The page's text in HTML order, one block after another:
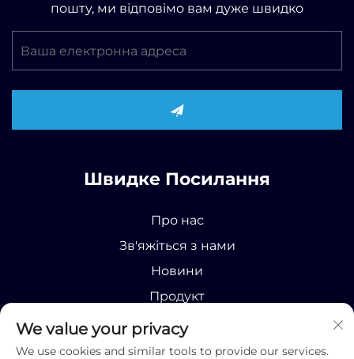
пошту, ми відповімо вам дуже швидко
Швидке Посилання
Про нас
Зв'яжіться з нами
Новини
Продукт
We value your privacy
We use cookies and similar tools to provide our services.